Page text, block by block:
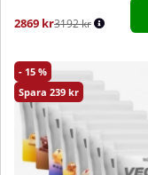
2869 kr3192 kr
15
239